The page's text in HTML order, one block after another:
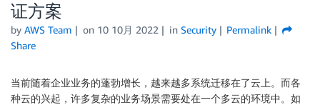
证方案
by AWS Team on 10 10月 2022 in Security
Permalink
Share
当前随着企业业务的蓬勃增长，越来越多系统迁移在了云上。而各
种云的兴起，许多复杂的业务场景需要处在一个多云的环境中。如